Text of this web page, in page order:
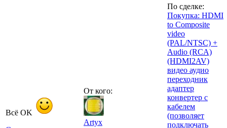
Всё OK
От кого:
Artyx
По сделке:
Покупка: HDMI
to Composite
video
(PAL/NTSC) +
Audio (RCA)
(HDMI2AV)
видео аудио
переходник
адаптер
конвертер с
кабелем
(позволяет
подключать